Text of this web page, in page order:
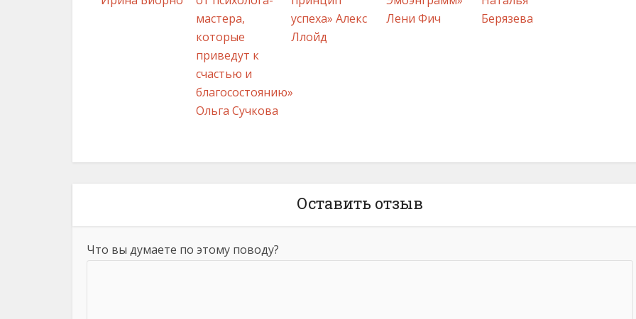
мастера,
которые
приведут к
счастью и
благосостоянию»
Ольга Сучкова
успеха» Алекс
Ллойд
Лени Фич
Берязева
Оставить отзыв
Что вы думаете по этому поводу?